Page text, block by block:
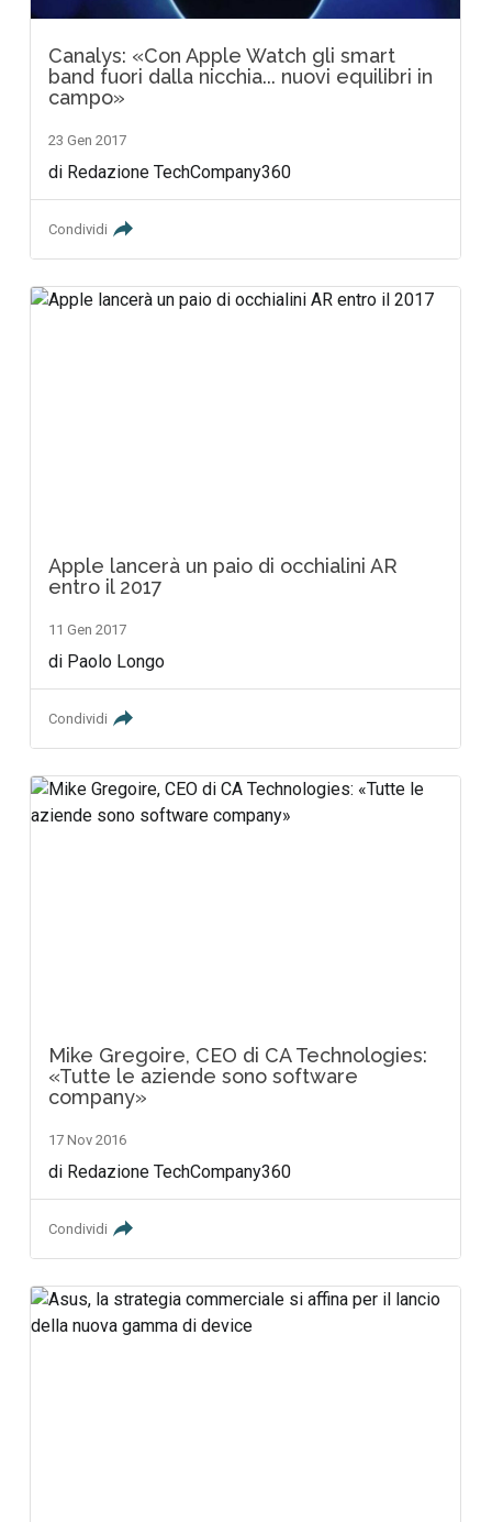
Canalys: «Con Apple Watch gli smart
band fuori dalla nicchia... nuovi equilibri in
campo»
23 Gen 2017
di Redazione TechCompany360
Condividi
Apple lancerà un paio di occhialini AR
entro il 2017
11 Gen 2017
di Paolo Longo
Condividi
Mike Gregoire, CEO di CA Technologies:
«Tutte le aziende sono software
company»
17 Nov 2016
di Redazione TechCompany360
Condividi